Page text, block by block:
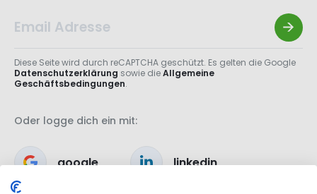
Diese Seite wird durch reCAPTCHA geschützt. Es gelten die Google
Datenschutzerklärung sowie dieAllgemeine
Geschäftsbedingungen.
Oder logge dich ein mit:
google linkedin